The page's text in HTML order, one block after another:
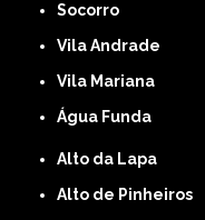
Socorro
Vila Andrade
Vila Mariana
Água Funda
Alto da Lapa
Alto de Pinheiros